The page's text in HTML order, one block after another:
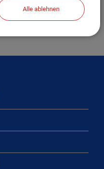
Alle ablehnen